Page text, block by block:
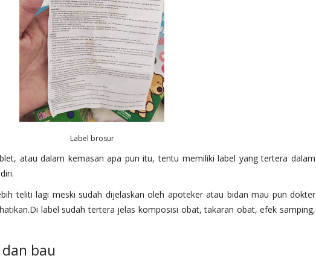
Label brosur
atau dalam kemasan apa pun itu, tentu memiliki label yang tertera dalam
teliti lagi meski sudah dijelaskan oleh apoteker atau bidan mau pun dokter
label sudah tertera jelas komposisi obat, takaran obat, efek samping,
bau